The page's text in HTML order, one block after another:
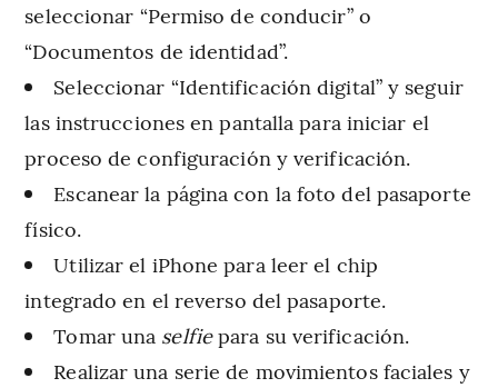
seleccionar “Permiso de conducir” o
“Documentos de identidad”.
Seleccionar “Identificación digital” y seguir
las instrucciones en pantalla para iniciar el
proceso de configuración y verificación.
Escanear la página con la foto del pasaporte
físico.
Utilizar el iPhone para leer el chip
integrado en el reverso del pasaporte.
Tomar una selfiepara su verificación.
Realizar una serie de movimientos faciales y